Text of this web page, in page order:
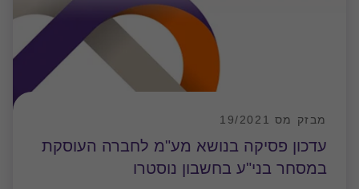
עדכון פסיקה בנושא מע"מ לחברה העוסקת
במסחר בני"ע בחשבון נוסטרו
מבזק מס 19/2021